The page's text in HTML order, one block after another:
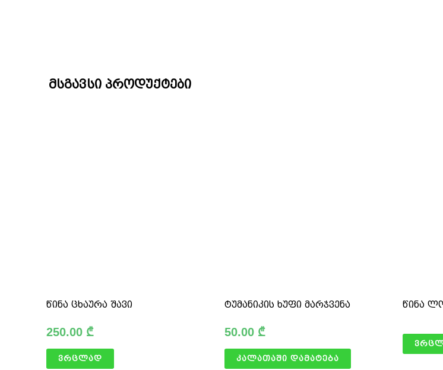
მსგავსი პროდუქტები
წინა ცხაურა შავი
250.00 ₾
ვრცლად
ტუმანიკის ხუფი მარჯვენა
50.00 ₾
კალათაში დამატება
წინა